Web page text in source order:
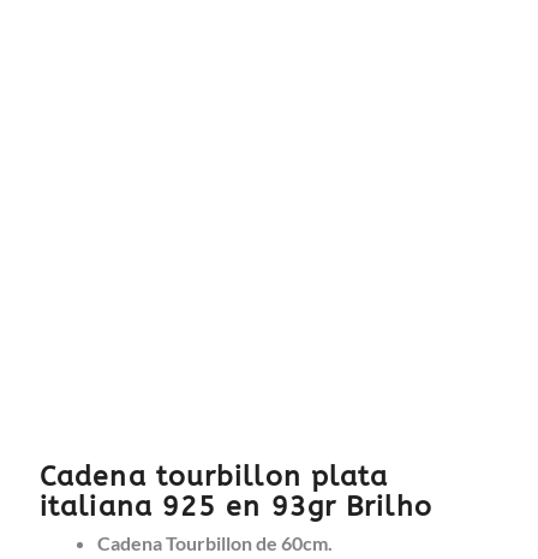
Cadena tourbillon plata
italiana 925 en 93gr Brilho
Cadena Tourbillon de 60cm.